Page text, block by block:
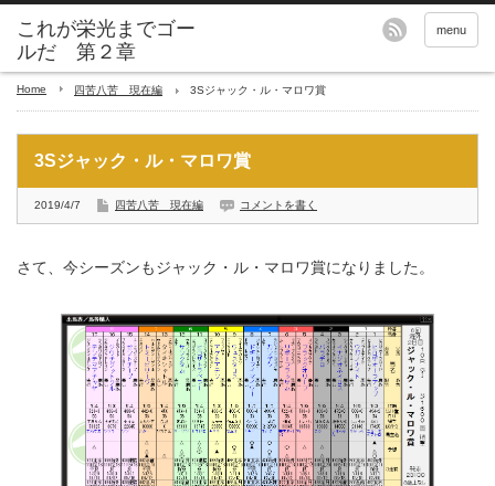
これが栄光までゴー
ルだ 第２章
menu
Home 四苦八苦 現在編 3Sジャック・ル・マロワ賞
3Sジャック・ル・マロワ賞
2019/4/7 四苦八苦 現在編 コメントを書く
さて、今シーズンもジャック・ル・マロワ賞になりました。